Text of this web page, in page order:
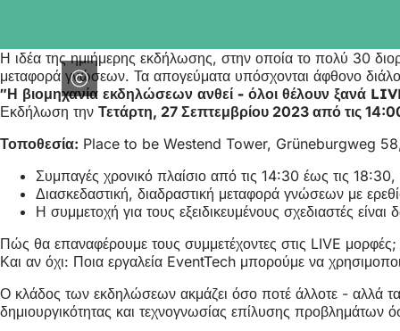
Η ιδέα της ημιήμερης εκδήλωσης, στην οποία το πολύ 30
μεταφορά γνώσεων. Τα απογεύματα υπόσχονται άφθονο
"Η βιομηχανία εκδηλώσεων ανθεί - όλοι θέλουν ξανά
Εκδήλωση την Τετάρτη, 27 Σεπτεμβρίου 2023 από τις
Τοποθεσία: Place to be Westend Tower, Grüneburgweg
Συμπαγές χρονικό πλαίσιο από τις 14:30 έως τις
Διασκεδαστική, διαδραστική μεταφορά γνώσεων με
Η συμμετοχή για τους εξειδικευμένους σχεδιαστές είναι
Πώς θα επαναφέρουμε τους συμμετέχοντες στις LIVE μορφές;
Και αν όχι: Ποια εργαλεία EventTech μπορούμε να
Ο κλάδος των εκδηλώσεων ακμάζει όσο ποτέ άλλοτε - αλλά τα
δημιουργικότητας και τεχνογνωσίας επίλυσης προβλημάτων